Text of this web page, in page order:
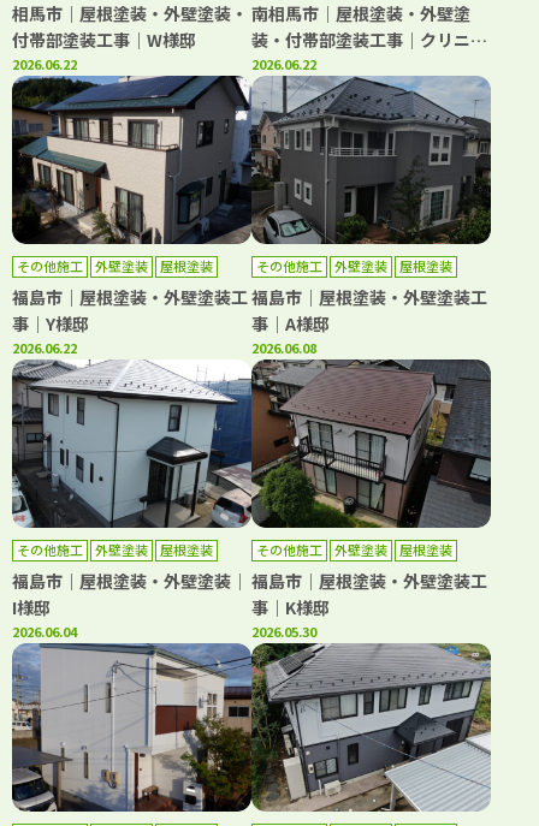
相馬市｜屋根塗装・外壁塗装・
付帯部塗装工事｜W様邸
2026.06.22
南相馬市｜屋根塗装・外壁塗
装・付帯部塗装工事｜クリニッ
ク
2026.06.22
その他施工 外壁塗装 屋根塗装
福島市｜屋根塗装・外壁塗装工
事｜Y様邸
2026.06.22
その他施工 外壁塗装 屋根塗装
福島市｜屋根塗装・外壁塗装工
事｜A様邸
2026.06.08
その他施工 外壁塗装 屋根塗装
福島市｜屋根塗装・外壁塗装｜
I様邸
2026.06.04
その他施工 外壁塗装 屋根塗装
福島市｜屋根塗装・外壁塗装工
事｜K様邸
2026.05.30